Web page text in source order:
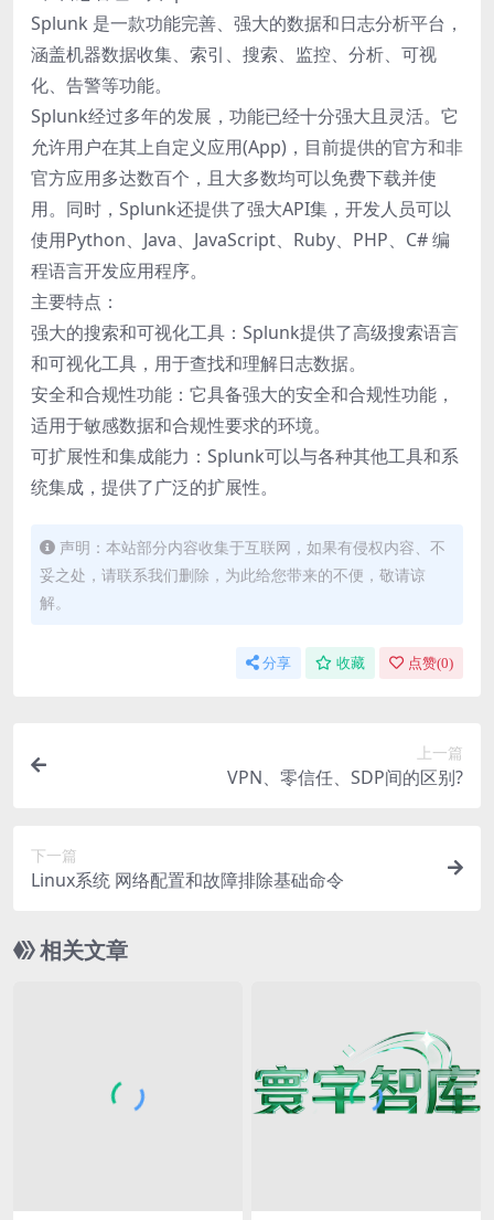
Splunk 是一款功能完善、强大的数据和日志分析平台，
涵盖机器数据收集、索引、搜索、监控、分析、可视
化、告警等功能。
Splunk经过多年的发展，功能已经十分强大且灵活。它
允许用户在其上自定义应用(App)，目前提供的官方和非
官方应用多达数百个，且大多数均可以免费下载并使
用。同时，Splunk还提供了强大API集，开发人员可以
使用Python、Java、JavaScript、Ruby、PHP、C# 编
程语言开发应用程序。
主要特点：
强大的搜索和可视化工具：Splunk提供了高级搜索语言
和可视化工具，用于查找和理解日志数据。
安全和合规性功能：它具备强大的安全和合规性功能，
适用于敏感数据和合规性要求的环境。
可扩展性和集成能力：Splunk可以与各种其他工具和系
统集成，提供了广泛的扩展性。
声明：本站部分内容收集于互联网，如果有侵权内容、不
妥之处，请联系我们删除，为此给您带来的不便，敬请谅
解。
分享 收藏 点赞(0)
上一篇
VPN、零信任、SDP间的区别?
下一篇
Linux系统 网络配置和故障排除基础命令
相关文章